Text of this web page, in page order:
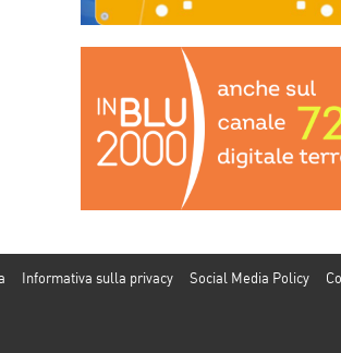
Informativa sulla privacy Social Media Policy